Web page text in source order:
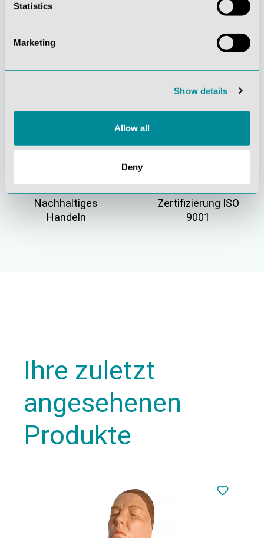
Statistics
Marketing
Show details
Allow all
Deny
Verständnis für
Nachhaltiges
Handeln
Zertifizierung ISO
9001
Ihre zuletzt
angesehenen
Produkte